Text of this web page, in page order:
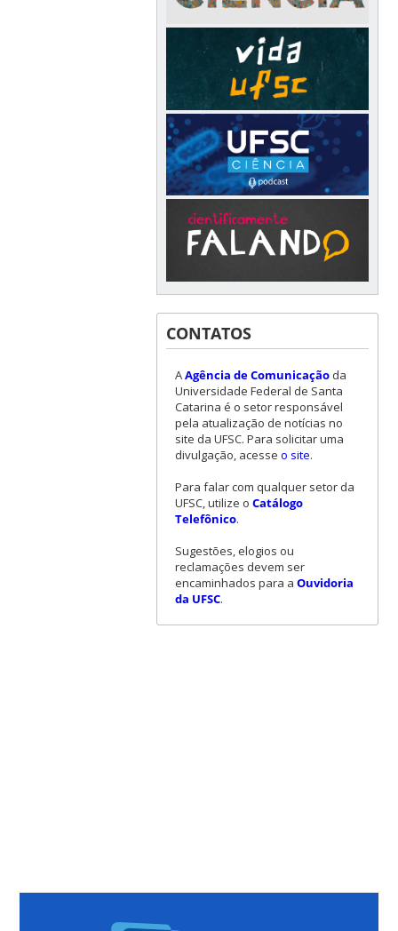
CONTATOS
AAgência de Comunicaçãoda
Universidade Federal de Santa
Catarina é o setor responsável
pela atualização de notícias no
site da UFSC. Para solicitar uma
divulgação, acesse o site.
Para falar com qualquer setor da
UFSC, utilize o Catálogo
Telefônico.
Sugestões, elogios ou
reclamações devem ser
encaminhados para a Ouvidoria
da UFSC.